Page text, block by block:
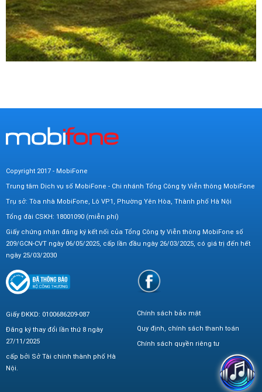
Copyright 2017 - MobiFone
Trung tâm Dịch vụ số MobiFone - Chi nhánh Tổng Công ty Viễn thông MobiFone
Trụ sở: Tòa nhà MobiFone, Lô VP1, Phường Yên Hòa, Thành phố Hà Nội
Tổng đài CSKH: 18001090 (miễn phí)
Giấy chứng nhận đăng ký kết nối của Tổng Công ty Viễn thông MobiFone số
209/GCN-CVT ngày 06/05/2025, cấp lần đầu ngày 26/03/2025, có giá trị đến hết
ngày 25/03/2030
Giấy ĐKKD: 0100686209-087
Đăng ký thay đổi lần thứ 8 ngày
27/11/2025
cấp bởi Sở Tài chính thành phố Hà
Nội.
Chính sách bảo mật
Quy định, chính sách thanh toán
Chính sách quyền riêng tư